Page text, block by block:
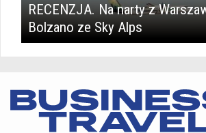
RECENZJA. Na narty z
Bolzano ze Sky Alps